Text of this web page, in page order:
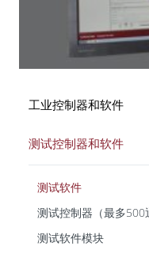
工业控制器和软件
测试控制器和软件
测试软件
测试控制器（最多500
测试软件模块